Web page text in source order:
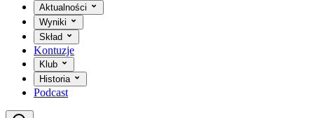
Aktualności
Wyniki
Skład
Kontuzje
Klub
Historia
Podcast